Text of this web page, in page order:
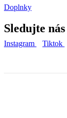
Doplnky
Sledujte nás
Instagram Tiktok